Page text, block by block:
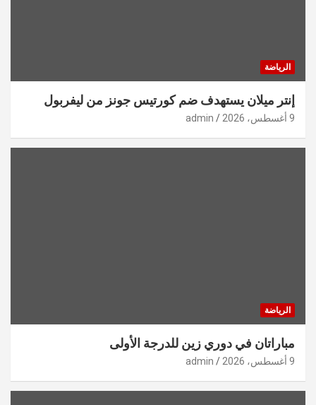
الرياضة
إنتر ميلان يستهدف ضم كورتيس جونز من ليفربول
9 أغسطس، 2026 admin
الرياضة
مباراتان في دوري زين للدرجة الأولى
9 أغسطس، 2026 admin